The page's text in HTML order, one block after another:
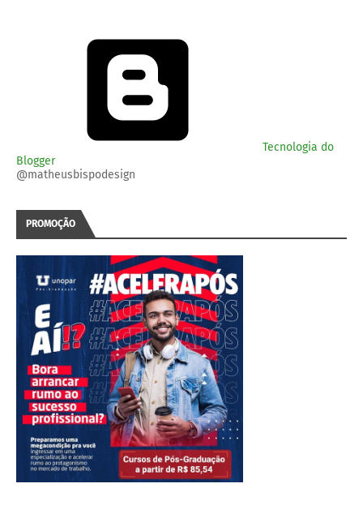
Tecnologia do
Blogger
@matheusbispodesign
PROMOÇÃO